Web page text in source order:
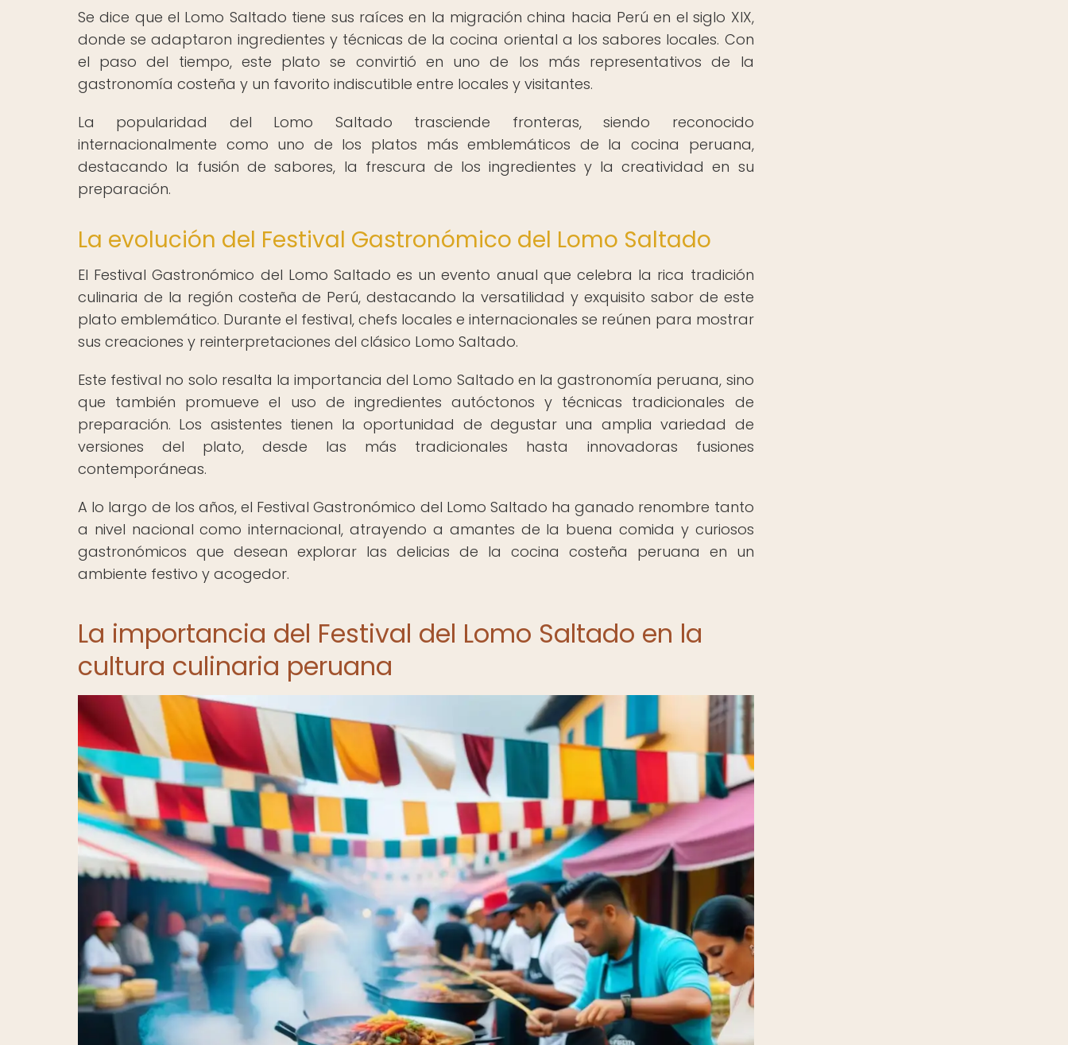
Se dice que el Lomo Saltado tiene sus raíces en la migración china hacia Perú en el siglo XIX,
donde se adaptaron ingredientes y técnicas de la cocina oriental a los sabores locales. Con
el paso del tiempo, este plato se convirtió en uno de los más representativos de la
gastronomía costeña y un favorito indiscutible entre locales y visitantes.
La popularidad del Lomo Saltado trasciende fronteras, siendo reconocido
internacionalmente como uno de los platos más emblemáticos de la cocina peruana,
destacando la fusión de sabores, la frescura de los ingredientes y la creatividad en su
preparación.
La evolución del Festival Gastronómico del Lomo Saltado
El Festival Gastronómico del Lomo Saltado es un evento anual que celebra la rica tradición
culinaria de la región costeña de Perú, destacando la versatilidad y exquisito sabor de este
plato emblemático. Durante el festival, chefs locales e internacionales se reúnen para mostrar
sus creaciones y reinterpretaciones del clásico Lomo Saltado.
Este festival no solo resalta la importancia del Lomo Saltado en la gastronomía peruana, sino
que también promueve el uso de ingredientes autóctonos y técnicas tradicionales de
preparación. Los asistentes tienen la oportunidad de degustar una amplia variedad de
versiones del plato, desde las más tradicionales hasta innovadoras fusiones
contemporáneas.
A lo largo de los años, el Festival Gastronómico del Lomo Saltado ha ganado renombre tanto
a nivel nacional como internacional, atrayendo a amantes de la buena comida y curiosos
gastronómicos que desean explorar las delicias de la cocina costeña peruana en un
ambiente festivo y acogedor.
La importancia del Festival del Lomo Saltado en la
cultura culinaria peruana